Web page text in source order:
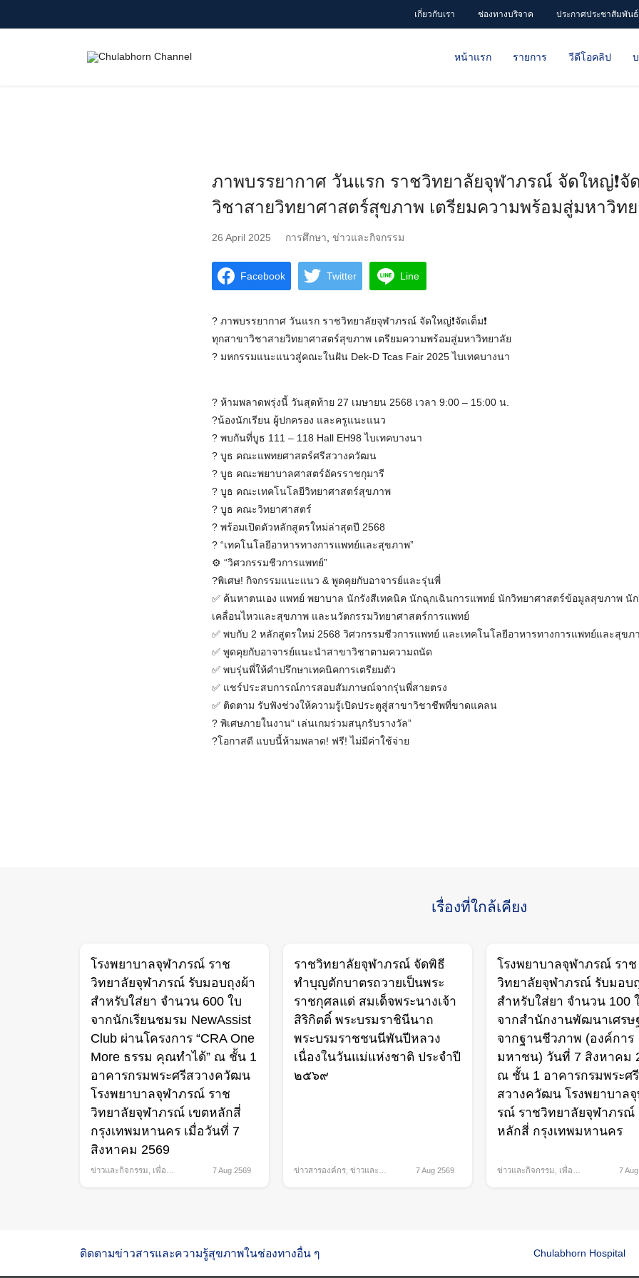
เกี่ยวกับเรา ช่องทางบริจาค ประกาศประชาสัมพันธ์
หน้าแรก รายการ วีดีโอคลิป
Search
ภาพบรรยากาศ วันแรก ราชวิทยาลัยจุฬาภรณ์ จัดใหญ่❗️จัด
วิชาสายวิทยาศาสตร์สุขภาพ เตรียมความพร้อมสู่มหาวิท
26 April 2025 การศึกษา ข่าวและกิจกรรม
Facebook Twitter Line
? ภาพบรรยากาศ วันแรก ราชวิทยาลัยจุฬาภรณ์ จัดใหญ่❗️จัดเต็ม❗️
ทุกสาขาวิชาสายวิทยาศาสตร์สุขภาพ เตรียมความพร้อมสู่มหาวิทยาลัย
? มหกรรมแนะแนวสู่คณะในฝัน Dek-D Tcas Fair 2025 ไบเทคบางนา
? ห้ามพลาดพรุ่งนี้ วันสุดท้าย 27 เมษายน 2568 เวลา 9:00 – 15:00 น.
?น้องนักเรียน ผู้ปกครอง และครูแนะแนว
? พบกันที่บูธ 111 – 118 Hall EH98 ไบเทคบางนา
? บูธ คณะแพทยศาสตร์ศรีสวางควัฒน
? บูธ คณะพยาบาลศาสตร์อัครราชกุมารี
? บูธ คณะเทคโนโลยีวิทยาศาสตร์สุขภาพ
? บูธ คณะวิทยาศาสตร์
? พร้อมเปิดตัวหลักสูตรใหม่ล่าสุดปี 2568
? “เทคโนโลยีอาหารทางการแพทย์และสุขภาพ”
⚙️ “วิศวกรรมชีวการแพทย์”
?พิเศษ! กิจกรรมแนะแนว & พูดคุยกับอาจารย์และรุ่นพี่
✅ ค้นหาตนเอง แพทย์ พยาบาล นักรังสีเทคนิค นักฉุกเฉินการแพทย์ นักวิทยาศาสตร์ข้อมูลสุขภาพ นั
เคลื่อนไหวและสุขภาพ และนวัตกรรมวิทยาศาสตร์การแพทย์
✅ พบกับ 2 หลักสูตรใหม่ 2568 วิศวกรรมชีวการแพทย์ และเทคโนโลยีอาหารทางการแพทย์และสุขภ
✅ พูดคุยกับอาจารย์แนะนำสาขาวิชาตามความถนัด
✅ พบรุ่นพี่ให้คำปรึกษาเทคนิคการเตรียมตัว
✅ แชร์ประสบการณ์การสอบสัมภาษณ์จากรุ่นพี่สายตรง
✅ ติดตาม รับฟังช่วงให้ความรู้เปิดประตูสู่สาขาวิชาชีพที่ขาดแคลน
? พิเศษภายในงาน“ เล่นเกมร่วมสนุกรับรางวัล”
?โอกาสดี แบบนี้ห้ามพลาด! ฟรี! ไม่มีค่าใช้จ่าย
เรื่องที่ใกล้เคียง
โรงพยาบาลจุฬาภรณ์ ราช
วิทยาลัยจุฬาภรณ์ รับมอบถุงผ้า
สำหรับใส่ยา จำนวน 600 ใบ
จากนักเรียนชมรม NewAssist
Club ผ่านโครงการ “CRA One
More ธรรม คุณทำได้” ณ ชั้น 1
อาคารกรมพระศรีสวางควัฒน
โรงพยาบาลจุฬาภรณ์ ราช
วิทยาลัยจุฬาภรณ์ เขตหลักสี่
กรุงเทพมหานคร เมื่อวันที่ 7
สิงหาคม 2569
ข่าวและกิจกรรม
เพื่อ
7 Aug 2569
ราชวิทยาลัยจุฬาภรณ์ จัดพิธี
ทำบุญตักบาตรถวายเป็นพระ
ราชกุศลแด่ สมเด็จพระนางเจ้า
สิริกิตติ์ พระบรมราชินีนาถ
พระบรมราชชนนีพันปีหลวง
เนื่องในวันแม่แห่งชาติ ประจำปี
๒๕๖๙
ข่าวสารองค์กร ข่าวและ
7 Aug 2569
โรงพยาบาลจุฬาภรณ์ ราช
วิทยาลัยจุฬาภรณ์ รับมอบ
สำหรับใส่ยา จำนวน 100
จากสำนักงานพัฒนาเศรษ
จากฐานชีวภาพ (องค์การ
มหาชน) วันที่ 7 สิงหาคม
ณ ชั้น 1 อาคารกรมพระศรี
สวางควัฒน โรงพยาบาล
รณ์ ราชวิทยาลัยจุฬาภรณ์
หลักสี่ กรุงเทพมหานคร
ข่าวและกิจกรรม
เพื่อ
7
ติดตามข่าวสารและความรู้สุขภาพในช่องทางอื่น ๆ Chulabhorn Hospital